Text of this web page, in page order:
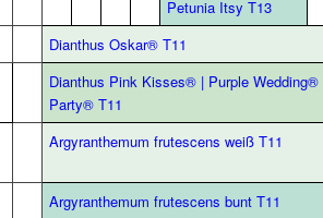
Petunia Itsy T13
Dianthus Oskar® T11
Dianthus Pink Kisses® | Purple
Party® T11
Argyranthemum frutescens weiß T11
Argyranthemum frutescens bunt T11